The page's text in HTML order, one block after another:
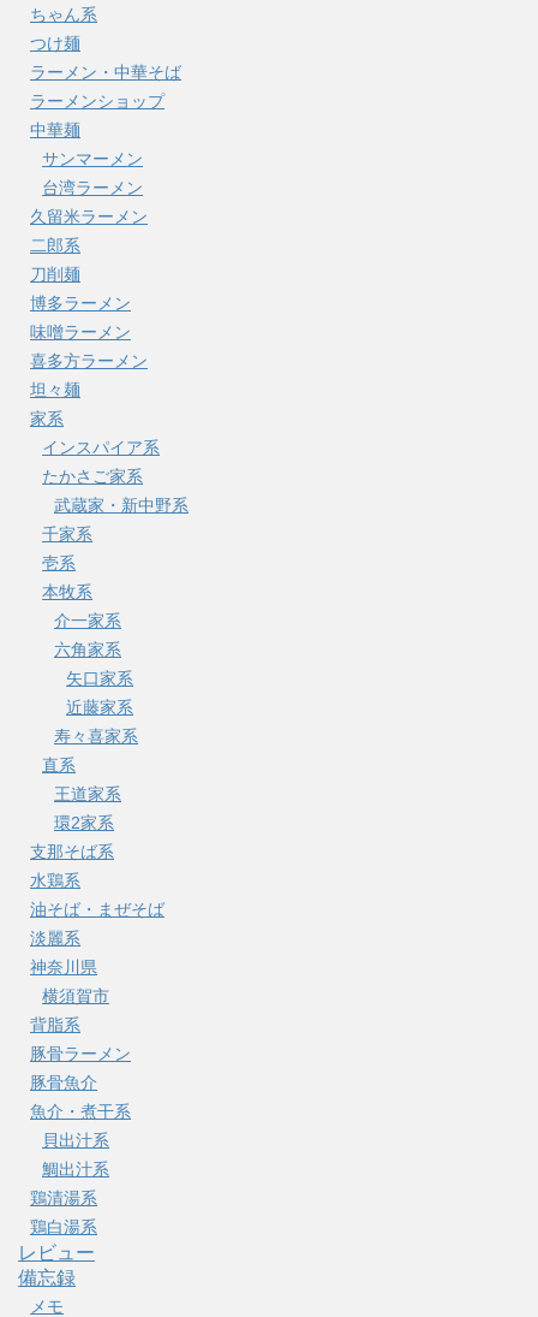
ちゃん系
つけ麺
ラーメン・中華そば
ラーメンショップ
中華麺
サンマーメン
台湾ラーメン
久留米ラーメン
二郎系
刀削麺
博多ラーメン
味噌ラーメン
喜多方ラーメン
坦々麺
家系
インスパイア系
たかさご家系
武蔵家・新中野系
千家系
壱系
本牧系
介一家系
六角家系
矢口家系
近藤家系
寿々喜家系
直系
王道家系
環2家系
支那そば系
水鶏系
油そば・まぜそば
淡麗系
神奈川県
横須賀市
背脂系
豚骨ラーメン
豚骨魚介
魚介・煮干系
貝出汁系
鯛出汁系
鶏清湯系
鶏白湯系
レビュー
備忘録
メモ